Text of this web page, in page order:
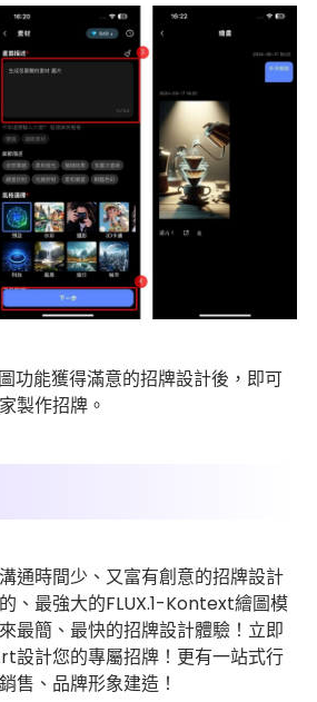
功能獲得滿意的招牌設計後，即可
製作招牌。
通時間少、又富有創意的招牌設計
、最強大的FLUX.1-Kontext繪圖模
最簡、最快的招牌設計體驗！立即
設計您的專屬招牌！更有一站式行
售、品牌形象建造！